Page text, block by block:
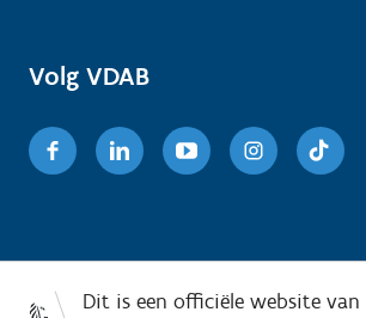
Volg VDAB
FacebookLinkedinYoutube